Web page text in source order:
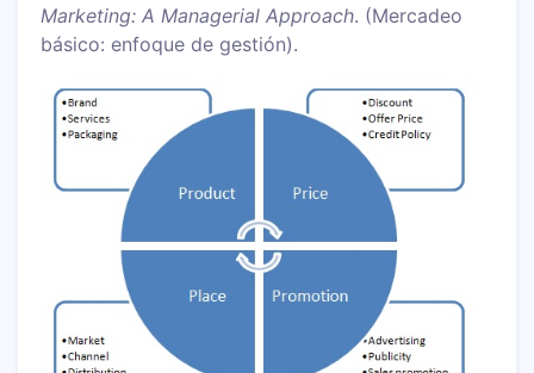
Marketing: A Managerial Approach. (Mercadeo
básico: enfoque de gestión).